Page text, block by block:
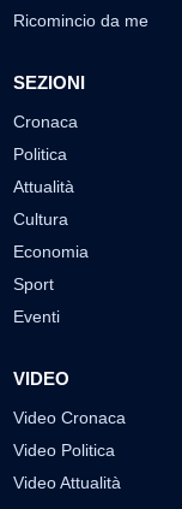
Ricomincio da me
SEZIONI
Cronaca
Politica
Attualità
Cultura
Economia
Sport
Eventi
VIDEO
Video Cronaca
Video Politica
Video Attualità